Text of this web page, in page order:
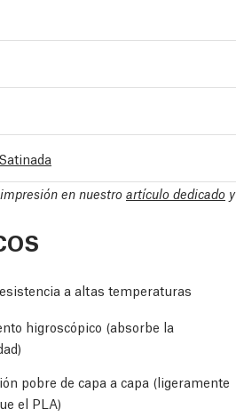
Satinada
en nuestro artículo dedicado y
a altas temperaturas
higroscópico (absorbe la
pobre de capa a capa (ligeramente
el PLA)